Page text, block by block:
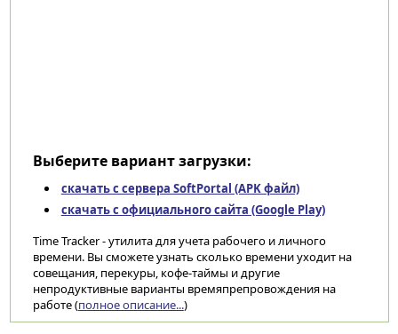
Выберите вариант загрузки:
скачать с сервера SoftPortal (APK файл)
скачать с официального сайта (Google Play)
Time Tracker - утилита для учета рабочего и личного
времени. Вы сможете узнать сколько времени уходит на
совещания, перекуры, кофе-таймы и другие
непродуктивные варианты времяпрепровождения на
работе (полное описание...)